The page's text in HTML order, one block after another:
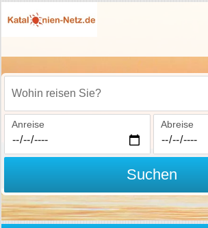
Wohin reisen Sie?
Anreise Abreise
Suchen